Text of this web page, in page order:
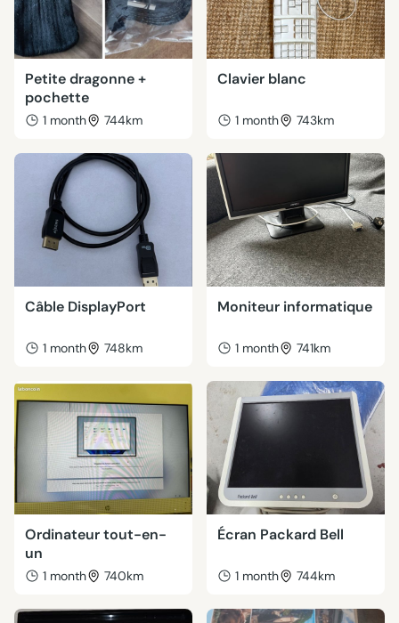
Petite dragonne +
pochette
1 month 744km
Clavier blanc
1 month 743km
Câble DisplayPort
1 month 748km
Moniteur informatique
1 month 741km
Ordinateur tout-en-
un
1 month 740km
Écran Packard Bell
1 month 744km